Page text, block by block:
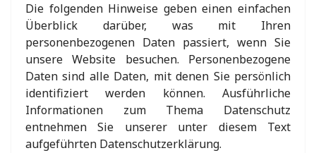
Die folgenden Hinweise geben einen einfachen
Überblick darüber, was mit Ihren
personenbezogenen Daten passiert, wenn Sie
unsere Website besuchen. Personenbezogene
Daten sind alle Daten, mit denen Sie persönlich
identifiziert werden können. Ausführliche
Informationen zum Thema Datenschutz
entnehmen Sie unserer unter diesem Text
aufgeführten Datenschutzerklärung.